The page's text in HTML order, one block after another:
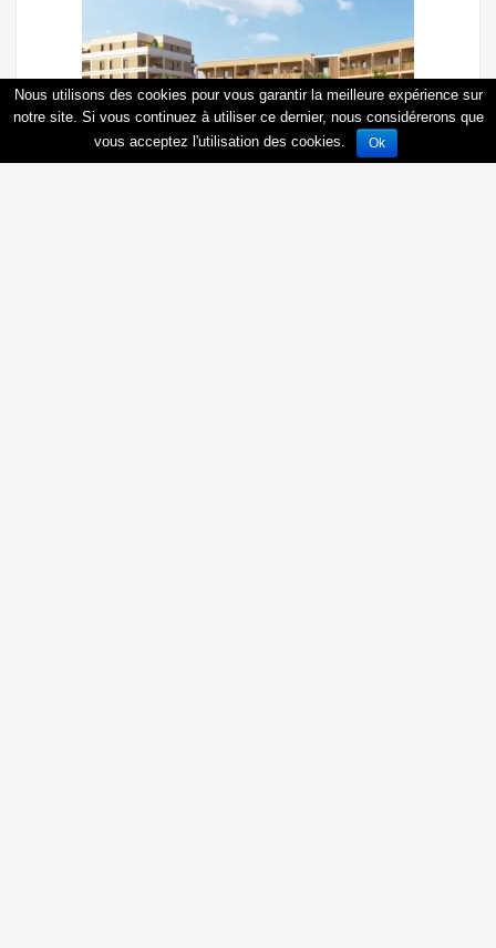
Nous utilisons des cookies pour vous garantir la meilleure expérience sur
notre site. Si vous continuez à utiliser ce dernier, nous considérerons que
vous acceptez l'utilisation des cookies.
Ok